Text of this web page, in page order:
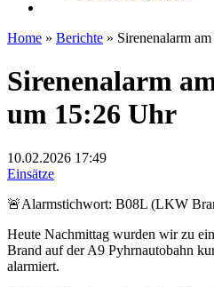
Home » Berichte » Sirenenalarm
Sirenenalarm
um 15:26 Uhr
10.02.2026 17:49
Einsätze
🚨Alarmstichwort: B08L (LKW
Heute Nachmittag wurden wir zu
Brand auf der A9 Pyhrnautobahn
alarmiert.